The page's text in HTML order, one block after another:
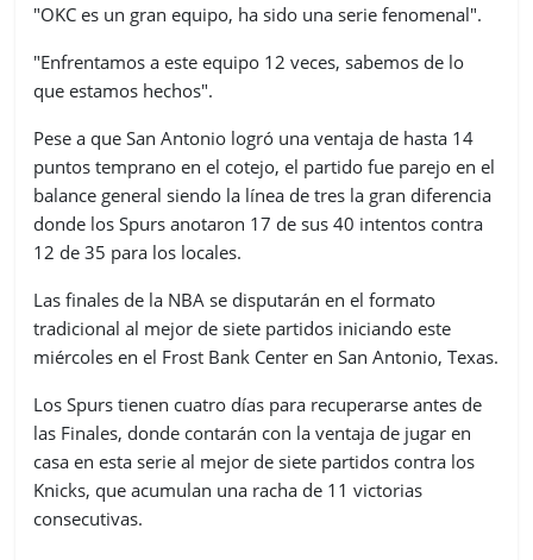
"OKC es un gran equipo, ha sido una serie fenomenal".
"Enfrentamos a este equipo 12 veces, sabemos de lo
que estamos hechos".
Pese a que San Antonio logró una ventaja de hasta 14
puntos temprano en el cotejo, el partido fue parejo en el
balance general siendo la línea de tres la gran diferencia
donde los Spurs anotaron 17 de sus 40 intentos contra
12 de 35 para los locales.
Las finales de la NBA se disputarán en el formato
tradicional al mejor de siete partidos iniciando este
miércoles en el Frost Bank Center en San Antonio, Texas.
Los Spurs tienen cuatro días para recuperarse antes de
las Finales, donde contarán con la ventaja de jugar en
casa en esta serie al mejor de siete partidos contra los
Knicks, que acumulan una racha de 11 victorias
consecutivas.